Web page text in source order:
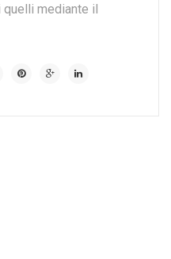
quelli mediante il